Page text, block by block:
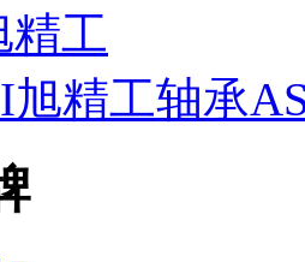
精工
旭精工轴承